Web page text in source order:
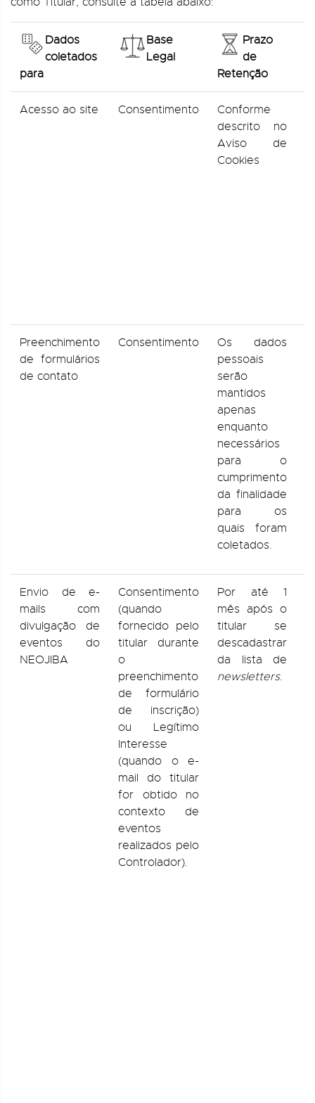
Dados
coletados
para
Base
Legal
Prazo
de
Retenção
Acesso ao site Consentimento
Conforme
descrito no
Aviso de
Cookies
Preenchimento
de formulários
de contato
Consentimento
Os dados
pessoais
serão
mantidos
apenas
enquanto
necessários
para o
cumprimento
da finalidade
para os
quais foram
coletados.
Envio de e-
mails com
divulgação de
eventos do
NEOJIBA
Consentimento
(quando
fornecido pelo
titular durante
o
preenchimento
de formulário
de inscrição)
ou Legítimo
Interesse
(quando o e-
mail do titular
for obtido no
contexto de
eventos
realizados pelo
Controlador).
Por até 1
mês após o
titular se
descadastrar
da lista de
newsletters.